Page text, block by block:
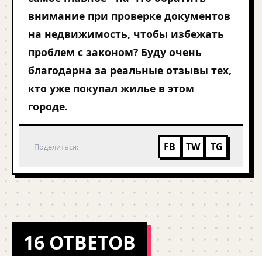
внимание при проверке документов
на недвижимость, чтобы избежать
проблем с законом? Буду очень
благодарна за реальные отзывы тех,
кто уже покупал жилье в этом
городе.
Поделиться: FB TW TG
16 ОТВЕТОВ